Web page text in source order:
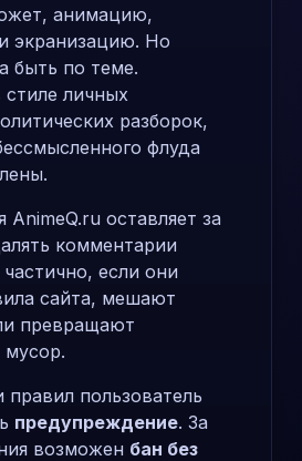
анимацию,
экранизацию. Но
быть по теме.
личных
разборок,
флуда
оставляет за
комментарии
если они
сайта, мешают
превращают
пользователь
предупреждение. За
возможен бан без